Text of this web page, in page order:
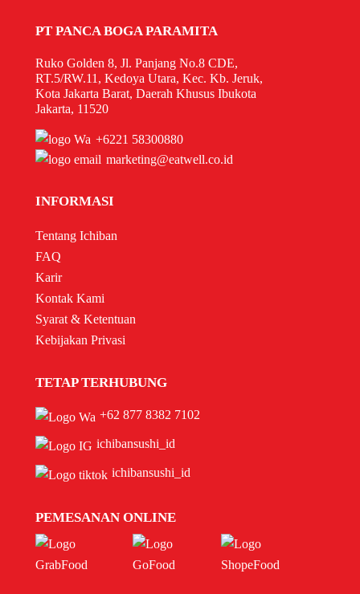
PT PANCA BOGA PARAMITA
Ruko Golden 8, Jl. Panjang No.8 CDE,
RT.5/RW.11, Kedoya Utara, Kec. Kb. Jeruk,
Kota Jakarta Barat, Daerah Khusus Ibukota
Jakarta, 11520
+6221 58300880
marketing@eatwell.co.id
INFORMASI
Tentang Ichiban
FAQ
Karir
Kontak Kami
Syarat & Ketentuan
Kebijakan Privasi
TETAP TERHUBUNG
+62 877 8382 7102
ichibansushi_id
ichibansushi_id
PEMESANAN ONLINE